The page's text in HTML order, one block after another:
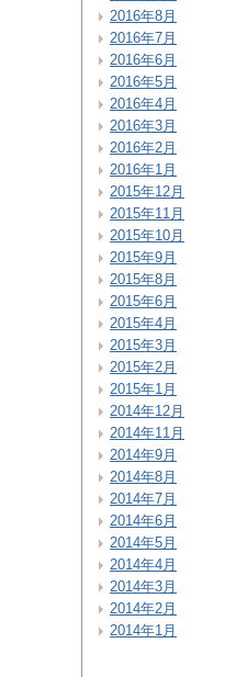
2016年8月
2016年7月
2016年6月
2016年5月
2016年4月
2016年3月
2016年2月
2016年1月
2015年12月
2015年11月
2015年10月
2015年9月
2015年8月
2015年6月
2015年4月
2015年3月
2015年2月
2015年1月
2014年12月
2014年11月
2014年9月
2014年8月
2014年7月
2014年6月
2014年5月
2014年4月
2014年3月
2014年2月
2014年1月